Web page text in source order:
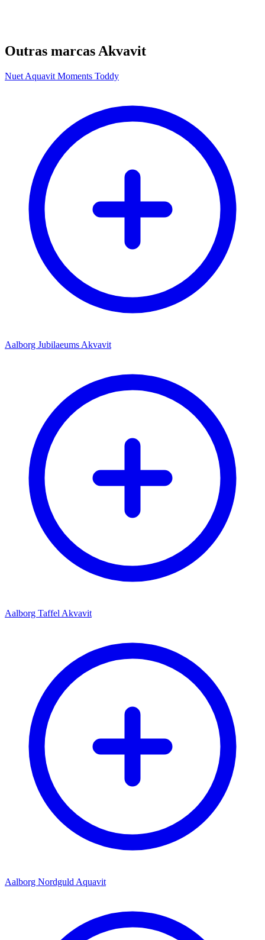
Outras marcas Akvavit
Nuet Aquavit Moments Toddy
Aalborg Jubilaeums Akvavit
Aalborg Taffel Akvavit
Aalborg Nordguld Aquavit